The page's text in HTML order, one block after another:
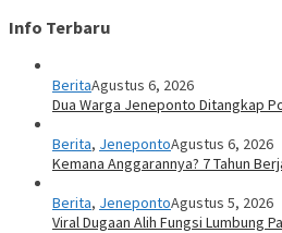
Info Terbaru
BeritaAgustus 6, 2026
Dua Warga Jeneponto Ditangkap
Berita, JenepontoAgustus 6, 2026
Kemana Anggarannya? 7 Tahun
Berita, JenepontoAgustus 5, 2026
Viral Dugaan Alih Fungsi Lumbung